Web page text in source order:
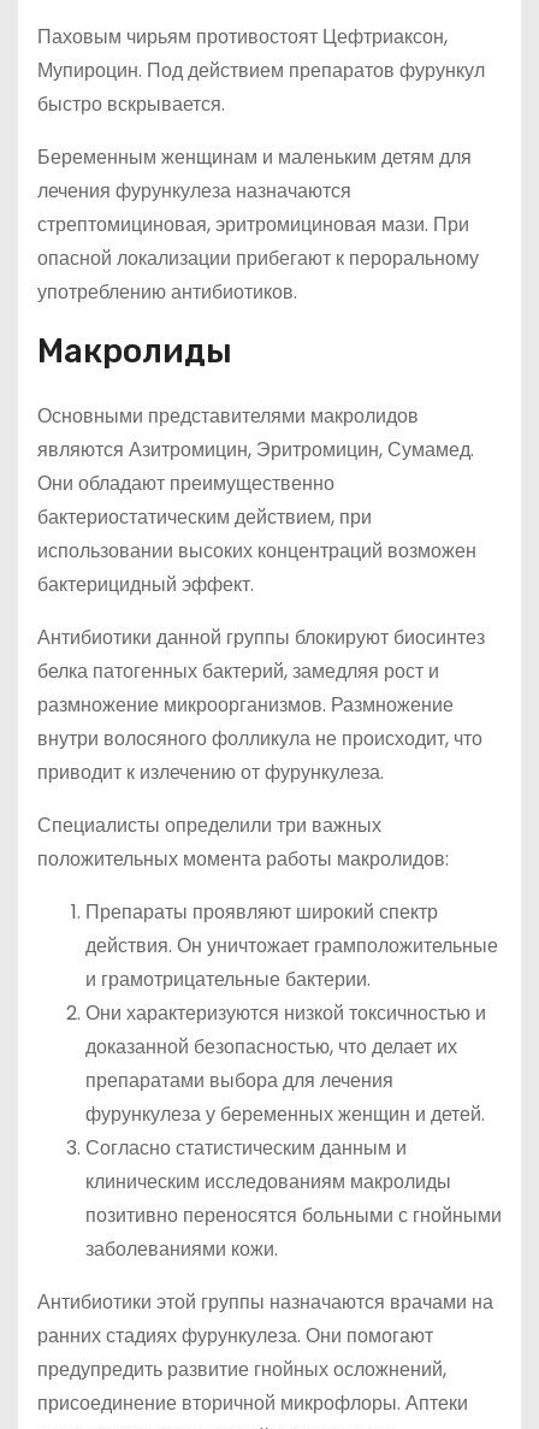
Паховым чирьям противостоят Цефтриаксон,
Мупироцин. Под действием препаратов фурункул
быстро вскрывается.
Беременным женщинам и маленьким детям для
лечения фурункулеза назначаются
стрептомициновая, эритромициновая мази. При
опасной локализации прибегают к пероральному
употреблению антибиотиков.
Макролиды
Основными представителями макролидов
являются Азитромицин, Эритромицин, Сумамед.
Они обладают преимущественно
бактериостатическим действием, при
использовании высоких концентраций возможен
бактерицидный эффект.
Антибиотики данной группы блокируют биосинтез
белка патогенных бактерий, замедляя рост и
размножение микроорганизмов. Размножение
внутри волосяного фолликула не происходит, что
приводит к излечению от фурункулеза.
Специалисты определили три важных
положительных момента работы макролидов:
Препараты проявляют широкий спектр
действия. Он уничтожает грамположительные
и грамотрицательные бактерии.
Они характеризуются низкой токсичностью и
доказанной безопасностью, что делает их
препаратами выбора для лечения
фурункулеза у беременных женщин и детей.
Согласно статистическим данным и
клиническим исследованиям макролиды
позитивно переносятся больными с гнойными
заболеваниями кожи.
Антибиотики этой группы назначаются врачами на
ранних стадиях фурункулеза. Они помогают
предупредить развитие гнойных осложнений,
присоединение вторичной микрофлоры. Аптеки